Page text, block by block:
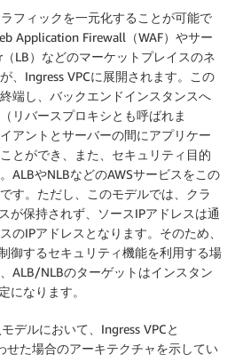
フィックを一元化することが可能で
Application Firewall（WAF）やサー
（LB）などのマーケットプレイスのネ
、Ingress VPCに展開されます。この
端し、バックエンドインスタンスへ
リバースプロキシとも呼ばれま
アントとサーバーの間にアプリケー
とができ、また、セキュリティ目的
ALBやNLBなどのAWSサービスをこの
す。ただし、このモデルでは、クラ
が保持されず、ソースIPアドレスは通
のIPアドレスとなります。そのため、
御するセキュリティ機能を利用する場
ALB/NLBのターゲットはインスタン
になります。
デルにおいて、Ingress VPCと
せた場合のアーキテクチャを示してい